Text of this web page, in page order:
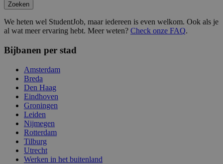
Zoeken
We heten wel StudentJob, maar iedereen is even welkom. Ook als je
al wat meer ervaring hebt. Meer weten? Check onze FAQ.
Bijbanen per stad
Amsterdam
Breda
Den Haag
Eindhoven
Groningen
Leiden
Nijmegen
Rotterdam
Tilburg
Utrecht
Werken in het buitenland